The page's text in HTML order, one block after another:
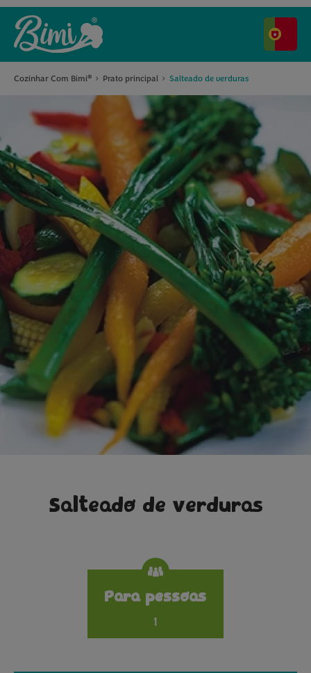
Cozinhar Com Bimi® Prato principal Salteado de verduras
Salteado de verduras
Specifications
Para pessoas
1